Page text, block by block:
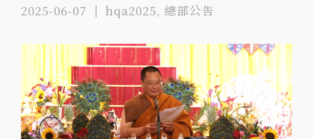
2025-06-07 hqa2025, 總部公告